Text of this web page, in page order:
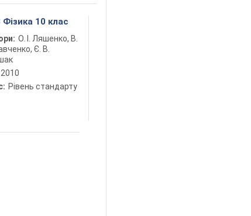
10 клас
О. І. Ляшенко, В.
Є. В.
2010
Рівень стандарту